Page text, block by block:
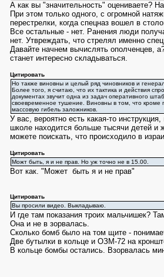
А как вы "значительность" оцениваете?
При этом только одного, с огромной
перестрелки, когда спецназ вошел в
Все остальные - нет. Ранения люди
нет. Утвреждать, что стрелял именно
Давайте начнем вычислять ополченцев,
станет интересно складываться.
Цитировать
Но также виновны и целый ряд чиновников и
Более того, я считаю, что их тактика и действия
документах звучит одна из задач оперативного
своевременное тушение. Виновны в том, что кроме
массовую гибель заложников.
У вас, вероятно есть какая-то
школе находится больше тысячи детей и
можете поискать, что происходило в
Цитировать
Можт быть, я и не прав. Но уж точно не в 15.00.
Вот как. "Может быть я и не прав"
Цитировать
Вы просили видео. Выкладываю.
И где там показания троих мальчишек?
Она и не в зорвалась.
Сколько бомб было на том щите -
Две бутылки в кольце и ОЗМ-72 на
В кольце бомбы остались. Взорвалась